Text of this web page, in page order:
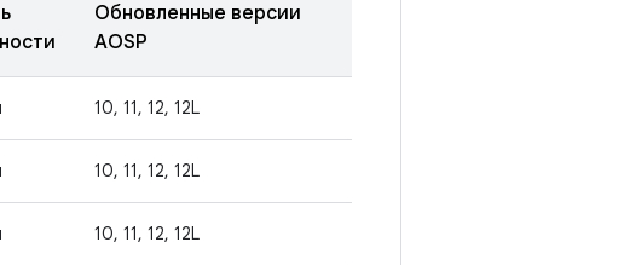
Обновленные версии
AOSP
10, 11, 12, 12L
10, 11, 12, 12L
10, 11, 12, 12L